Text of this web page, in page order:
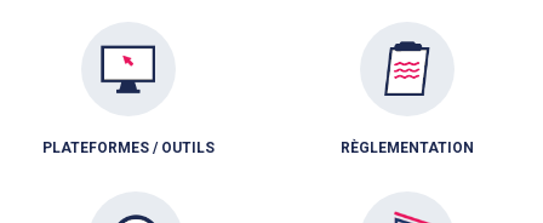
PLATEFORMES / OUTILS RÈGLEMENTATION